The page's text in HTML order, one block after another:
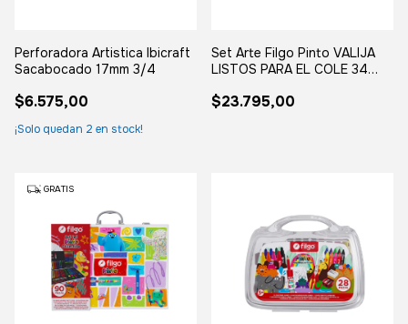
Perforadora Artistica Ibicraft
Sacabocado 17mm 3/4
$6.575,00
¡Solo quedan 2 en stock!
Set Arte Filgo Pinto VALIJA
LISTOS PARA EL COLE 34
$23.795,00
GRATIS